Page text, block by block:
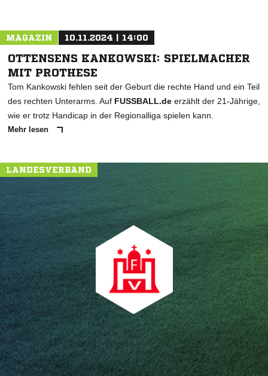
MAGAZIN 10.11.2024 | 14:00
OTTENSENS KANKOWSKI: SPIELMACHER
MIT PROTHESE
Tom Kankowski fehlen seit der Geburt die rechte Hand und ein Teil
des rechten Unterarms. Auf FUSSBALL.de erzählt der 21-Jährige,
wie er trotz Handicap in der Regionalliga spielen kann.
Mehr lesen
LANDESVERBAND